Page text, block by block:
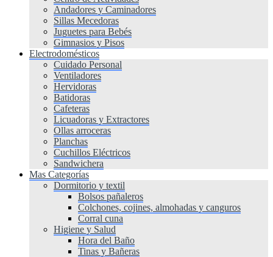
Andadores y Caminadores
Sillas Mecedoras
Juguetes para Bebés
Gimnasios y Pisos
Electrodomésticos
Cuidado Personal
Ventiladores
Hervidoras
Batidoras
Cafeteras
Licuadoras y Extractores
Ollas arroceras
Planchas
Cuchillos Eléctricos
Sandwichera
Mas Categorías
Dormitorio y textil
Bolsos pañaleros
Colchones, cojines, almohadas y canguros
Corral cuna
Higiene y Salud
Hora del Baño
Tinas y Bañeras